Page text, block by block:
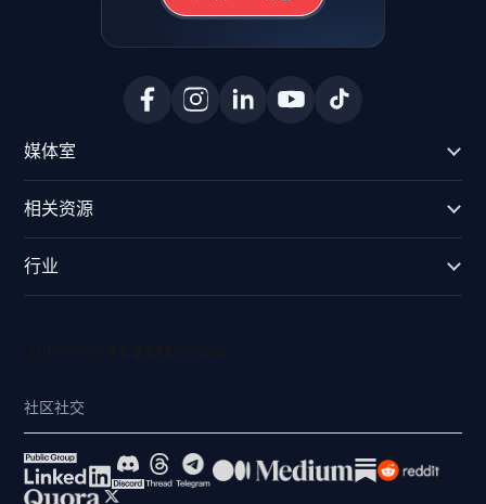
媒体室
相关资源
行业
社区社交